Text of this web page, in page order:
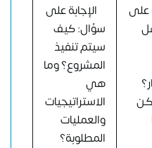
على
الإجابة على
سؤال: كيف
سيتم تنفيذ
المشروع؟ وما
هي
الاستراتيجيات
والعمليات
المطلوبة؟